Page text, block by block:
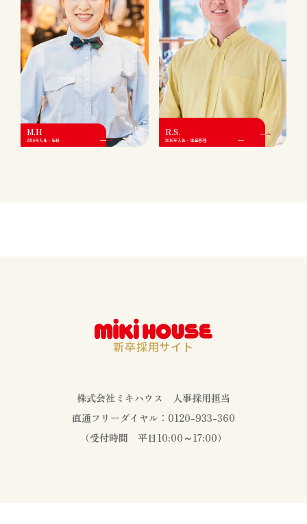
M.H
2016年入社・店長
R.S.
2016年入社・生産管理
新卒採用サイト
株式会社ミキハウス 人事採用担当
直通フリーダイヤル： 0120-933-360
（受付時間 平日10:00～17:00）